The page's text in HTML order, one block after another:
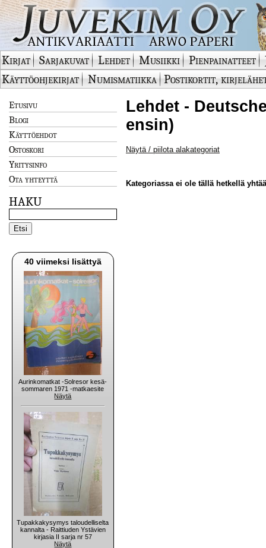
Kirjat Sarjakuvat Lehdet Musiikki Pienpainatteet
Käyttöohjekirjat
Numismatiikka Postikortit,
Etusivu
Blogi
Käyttöehdot
Ostoskori
Yritysinfo
Ota yhteyttä
HAKU
40 viimeksi lisättyä
Aurinkomatkat -Solresor kesä-
sommaren 1971 -matkaesite
Näytä
Tupakkakysymys taloudelliselta
kannalta - Raittiuden Ystävien
kirjasia II sarja nr 57
Näytä
Lehdet -
ensin)
Näytä / piilota alakategoriat
Kategoriassa ei ole tällä hetkellä